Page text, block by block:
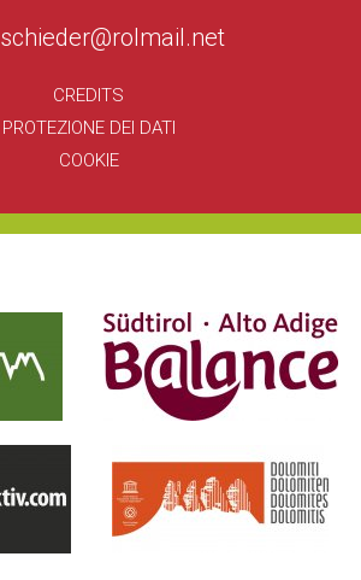
schieder@rolmail.net
CREDITS
PROTEZIONE DEI DATI
COOKIE